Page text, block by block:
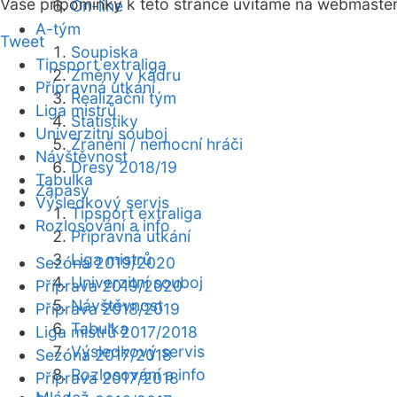
On-line
A-tým
Soupiska
Změny v kádru
Realizační tým
Statistiky
Zranění / nemocní hráči
Dresy 2018/19
Zápasy
Tipsport extraliga
Přípravná utkání
Liga mistrů
Univerzitní souboj
Návštěvnost
Tabulka
Výsledkový servis
Rozlosování a info
Vaše připomínky k této stránce uvítáme na webmaster
Tweet
Tipsport extraliga
Přípravná utkání
Liga mistrů
Univerzitní souboj
Návštěvnost
Tabulka
Výsledkový servis
Rozlosování a info
Sezóna 2019/2020
Příprava 2019/2020
Příprava 2018/2019
Liga mistrů 2017/2018
Sezóna 2017/2018
Příprava 2017/2018